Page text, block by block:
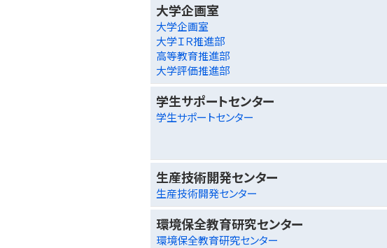
大学企画室
大学企画室
大学ＩＲ推進部
高等教育推進部
大学評価推進部
学生サポートセンター
学生サポートセンター
生産技術開発センター
生産技術開発センター
環境保全教育研究センター
環境保全教育研究センター